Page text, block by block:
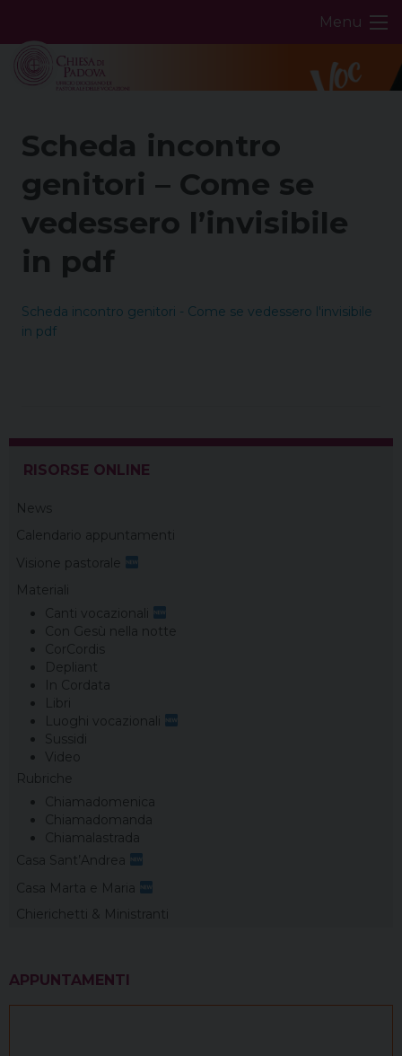
content
Menu
Scheda incontro
genitori – Come se
vedessero l’invisibile
in pdf
Scheda incontro genitori - Come se vedessero l'invisibile
in pdf
RISORSE ONLINE
News
Calendario appuntamenti
Visione pastorale
Materiali
Canti vocazionali
Con Gesù nella notte
CorCordis
Depliant
In Cordata
Libri
Luoghi vocazionali
Sussidi
Video
Rubriche
Chiamadomenica
Chiamadomanda
Chiamalastrada
Casa Sant’Andrea
Casa Marta e Maria
Chierichetti & Ministranti
APPUNTAMENTI